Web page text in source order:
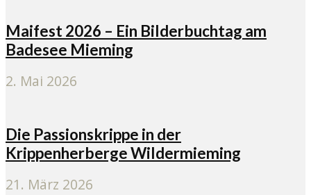
Maifest 2026 – Ein Bilderbuchtag am
Badesee Mieming
2. Mai 2026
Die Passionskrippe in der
Krippenherberge Wildermieming
21. März 2026